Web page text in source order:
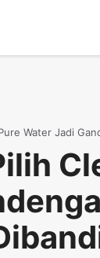
Water Jadi